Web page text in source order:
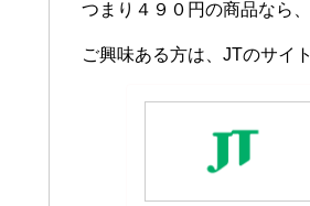
つまり４９０円の商品なら
ご興味ある方は、JTのサイ